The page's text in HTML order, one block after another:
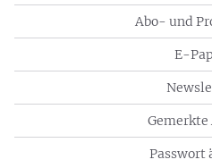
Abo- und
E-
Passwort